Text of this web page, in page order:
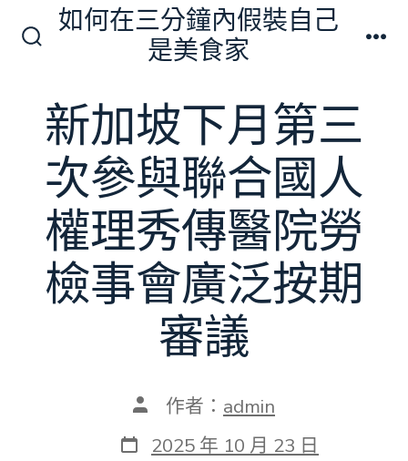
換
開
關
如何在三分鐘內假裝自己
是美食家
新加坡下月第三
次參與聯合國人
權理秀傳醫院勞
檢事會廣泛按期
審議
文
作
作者： admin
發
2025 年 10 月 23 日